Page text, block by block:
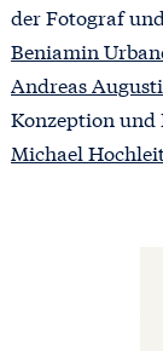
der Fotograf
Beniamin
Andreas
Konzeption
Michael